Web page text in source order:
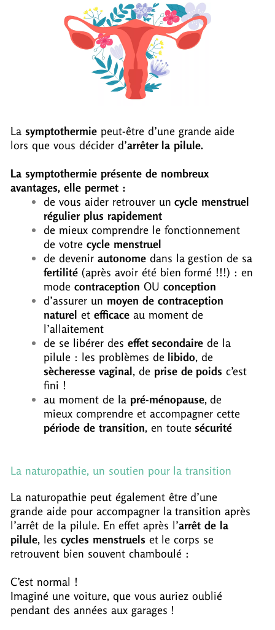
Lasymptothermie peut-être d’une grande aide
lors que vous décider d’arrêter la pilule.
La symptothermie présente de nombreux
avantages, elle permet :
de vous aider retrouver uncycle menstruel
régulier plus rapidement
de mieux comprendre le fonctionnement
de votre cycle menstruel
de devenir autonomedans la gestion de sa
fertilité (après avoir été bien formé !!!) : en
modecontraception OU conception
d’assurer un moyen de contraception
naturel et efficaceau moment de
l’allaitement
de se libérer des effet secondaire de la
pilule : les problèmes de libido, de
sècheresse vaginal, de prise de poids c’est
fini !
au moment de la pré-ménopause, de
mieux comprendre et accompagner cette
période de transition, en toutesécurité
La naturopathie, un soutien pour la transition
La naturopathie peut également être d’une
grande aide pour accompagner la transition après
l’arrêt de la pilule. En effet après l’arrêt de la
pilule, les cycles menstruels et le corps se
retrouvent bien souvent chamboulé :
C’est normal !
Imaginé une voiture, que vous auriez oublié
pendant des années aux garages !